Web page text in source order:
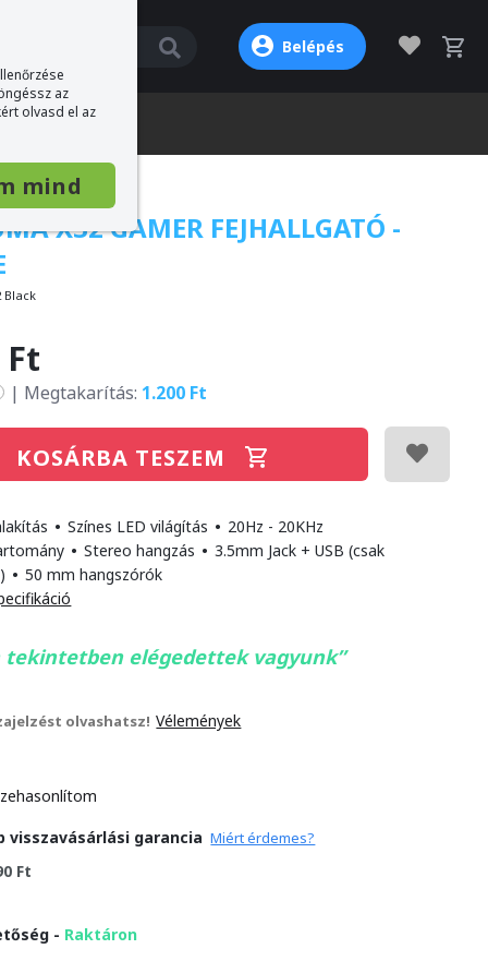
Belépés
X32 GAMER FEJHALLGATÓ -
Black
Ft
| Megtakarítás: 1.200 Ft
KOSÁRBA TESZEM
• Színes LED világítás • 20Hz - 20KHz
• Stereo hangzás • 3.5mm Jack + USB (csak
• 50 mm hangszórók
tekintetben elégedettek vagyunk
olvashatsz! Vélemények
visszavásárlási garancia Miért érdemes?
Ft
- Raktáron
az
olvasd el az
mind